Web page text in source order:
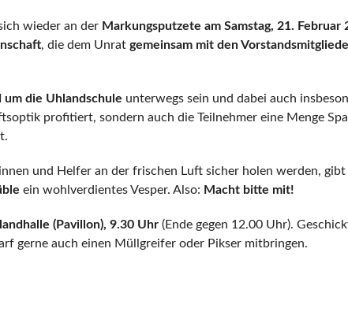
wieder an der Markungsputzete am Samstag, 21. Februar
, die dem Unrat gemeinsam mit den
um die Uhlandschule unterwegs sein und dabei auch
profitiert, sondern auch die Teilnehmer eine Menge
und Helfer an der frischen Luft sicher holen werden,
ein wohlverdientes Vesper. Also: Macht bitte mit!
(Pavillon), 9.30 Uhr (Ende gegen 12.00 Uhr).
gerne auch einen Müllgreifer oder Pikser mitbringen.